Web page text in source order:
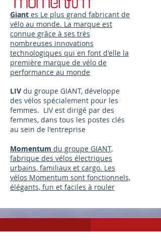
Giant es Le plus grand fabricant de
vélo au monde. La marque est
connue grâce à ses très
nombreuses innovations
technologiques qui en font d'elle la
première marque de vélo de
performance au monde​
LIV du groupe GIANT, développe
des vélos spécialement pour les
femmes. LIV est dirigé par des
femmes, dans tous les postes clés
au sein de l'entreprise
Momentum du groupe GIANT,
fabrique des vélos électriques
urbains, familiaux et cargo. Les
vélos Momentum sont fonctionnels,
élégants, fun et faciles à rouler